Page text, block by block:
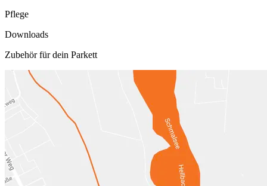
Pflege
Downloads
Zubehör für dein Parkett